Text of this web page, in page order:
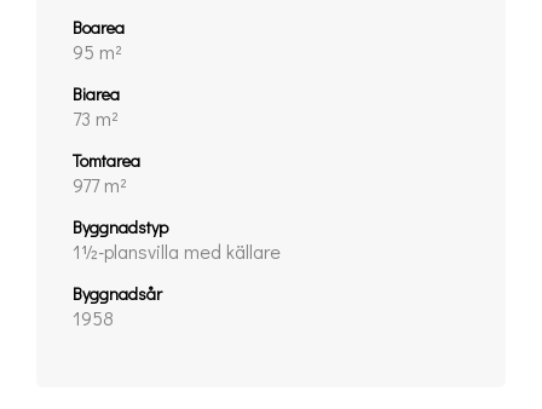
Boarea
95 m²
Biarea
73 m²
Tomtarea
977 m²
Byggnadstyp
1½-plansvilla med källare
Byggnadsår
1958